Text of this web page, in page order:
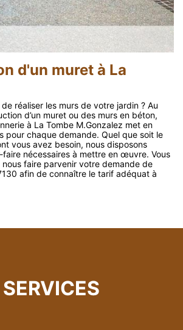
d'un muret à La
réaliser les murs de votre jardin ? Au
d’un muret ou des murs en béton,
à La Tombe M.Gonzalez met en
pour chaque demande. Quel que soit le
vous avez besoin, nous disposons
faire nécessaires à mettre en œuvre. Vous
faire parvenir votre demande de
afin de connaître le tarif adéquat à